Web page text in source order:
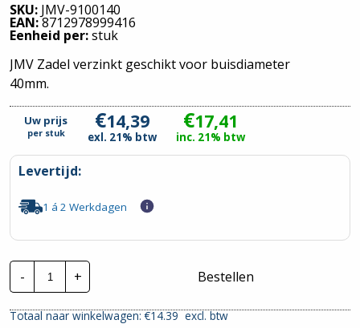
SKU: JMV-9100140
EAN:8712978999416
Eenheid per:stuk
JMV Zadel verzinkt geschikt voor buisdiameter
40mm.
Uw prijs
per stuk €14,39
exl. 21% btw
€17,41
inc. 21% btw
Levertijd:
1 á 2 Werkdagen
-
JMV
Zadel
verzinkt
40mm
+ Bestellen
Totaal naar winkelwagen: €14.39excl. btw